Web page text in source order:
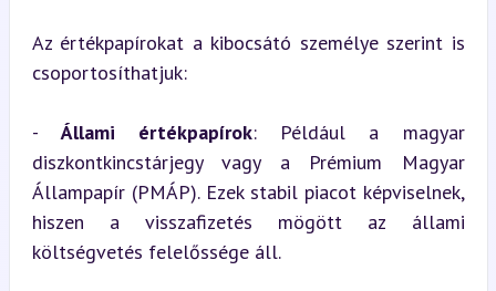
Az értékpapírokat a kibocsátó személye szerint is
csoportosíthatjuk:
- Állami értékpapírok: Például a magyar
diszkontkincstárjegy vagy a Prémium Magyar
Állampapír (PMÁP). Ezek stabil piacot képviselnek,
hiszen a visszafizetés mögött az állami
költségvetés felelőssége áll.